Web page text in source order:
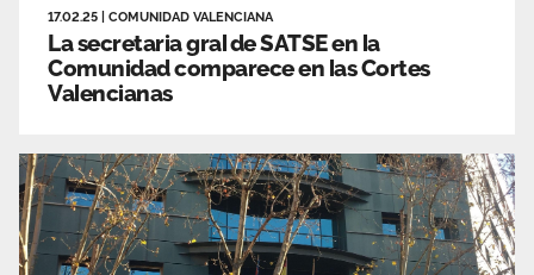
17.02.25 COMUNIDAD VALENCIANA
La secretaria gral de SATSE en la
Comunidad comparece en las Cortes
Valencianas